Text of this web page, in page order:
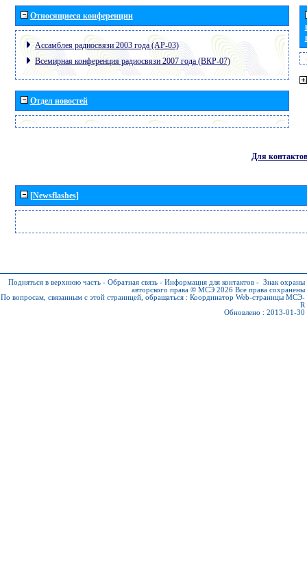
Относящиеся конференции
Ассамблея радиосвязи 2003 года (АР-03)
Всемирная конференция радиосвязи 2007 года (ВКР-07)
Отдел новостей
Для контактов
[Newsflashes]
Подняться в верхнюю часть - Обратная связь - Информация для контактов - Знак охраны
авторского права © МСЭ 2026 Все права сохранены
По вопросам, связанным с этой страницей, обращаться : Координатор Web-страницы МСЭ-
R
Обновлено : 2013-01-30